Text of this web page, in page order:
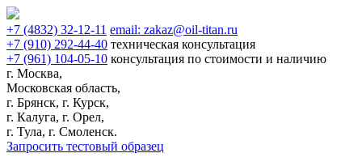
+7 (4832) 32-12-11 email: zakaz@oil-titan.ru
+7 (910) 292-44-40 техническая консультация
+7 (961) 104-05-10 консультация по стоимости и наличию
г. Москва,
Московская область,
г. Брянск, г. Курск,
г. Калуга, г. Орел,
г. Тула, г. Смоленск.
Запросить тестовый образец